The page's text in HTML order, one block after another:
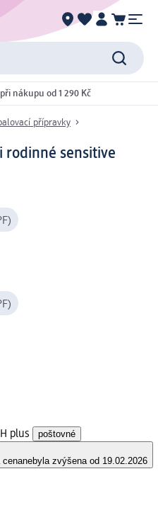
nákupu od 1 290 Kč
přípravky
rodinné sensitive
plus poštovné
cenanebyla zvýšena od 19.02.2026